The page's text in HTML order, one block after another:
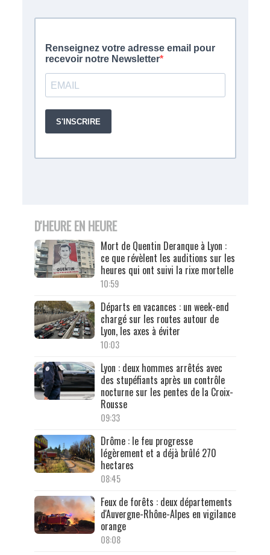
D'HEURE EN HEURE
Mort de Quentin Deranque à Lyon :
ce que révèlent les auditions sur les
heures qui ont suivi la rixe mortelle
10:59
Départs en vacances : un week-end
chargé sur les routes autour de
Lyon, les axes à éviter
10:03
Lyon : deux hommes arrêtés avec
des stupéfiants après un contrôle
nocturne sur les pentes de la Croix-
Rousse
09:33
Drôme : le feu progresse
légèrement et a déjà brûlé 270
hectares
08:45
Feux de forêts : deux départements
d'Auvergne-Rhône-Alpes en vigilance
orange
08:08